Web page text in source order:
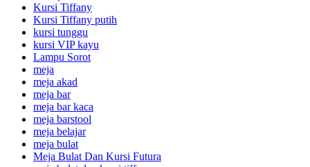
Kursi Tiffany
Kursi Tiffany putih
kursi tunggu
kursi VIP kayu
Lampu Sorot
meja
meja akad
meja bar
meja bar kaca
meja barstool
meja belajar
meja bulat
Meja Bulat Dan Kursi Futura